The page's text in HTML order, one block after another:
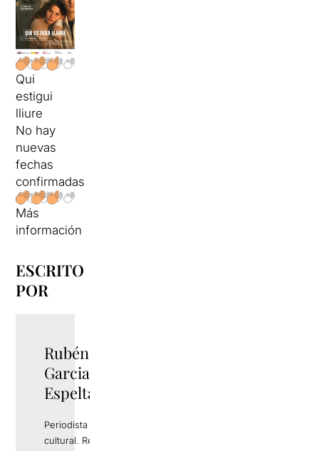
Qui
estigui
lliure
No hay
nuevas
fechas
confirmadas
Más
información
ESCRITO
POR
Rubén
Garcia
Espelta
Periodista y gestor
cultural. Responsable